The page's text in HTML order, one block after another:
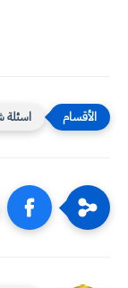
اسئلة